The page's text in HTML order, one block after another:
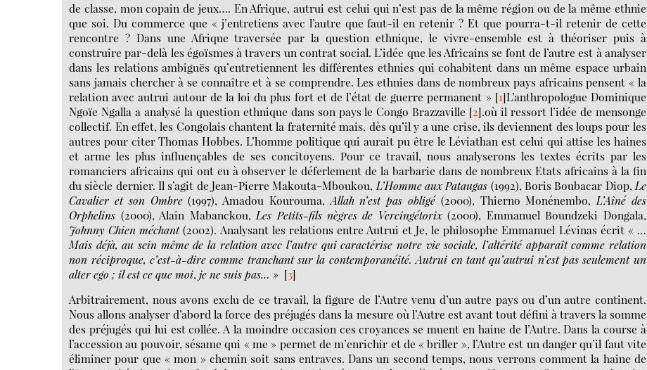
de classe, mon copain de jeux…. En Afrique, autrui est celui qui n’est pas de la même région ou de la même ethnie
que soi. Du commerce que « j’entretiens avec l’autre que faut-il en retenir ? Et que pourra-t-il retenir de cette
rencontre ? Dans une Afrique traversée par la question ethnique, le vivre-ensemble est à théoriser puis à
construire par-delà les égoïsmes à travers un contrat social. L’idée que les Africains se font de l’autre est à analyser
dans les relations ambiguës qu’entretiennent les différentes ethnies qui cohabitent dans un même espace urbain
sans jamais chercher à se connaître et à se comprendre. Les ethnies dans de nombreux pays africains pensent « la
relation avec autrui autour de la loi du plus fort et de l’état de guerre permanent » [1]L’anthropologue Dominique
Ngoïe Ngalla a analysé la question ethnique dans son pays le Congo Brazzaville [2].où il ressort l’idée de mensonge
collectif. En effet, les Congolais chantent la fraternité mais, dès qu’il y a une crise, ils deviennent des loups pour les
autres pour citer Thomas Hobbes. L’homme politique qui aurait pu être le Léviathan est celui qui attise les haines
et arme les plus influençables de ses concitoyens. Pour ce travail, nous analyserons les textes écrits par les
romanciers africains qui ont eu à observer le déferlement de la barbarie dans de nombreux Etats africains à la fin
du siècle dernier. Il s’agit de Jean-Pierre Makouta-Mboukou, L’Homme aux Pataugas (1992), Boris Boubacar Diop, Le
Cavalier et son Ombre(1997), Amadou Kourouma, Allah n’est pas obligé(2000), Thierno Monénembo, L’Aîné des
Orphelins (2000), Alain Mabanckou, Les Petits-fils nègres de Vercingétorix(2000), Emmanuel Boundzeki Dongala,
Johnny Chien méchant(2002). Analysant les relations entre Autrui et Je, le philosophe Emmanuel Lévinas écrit « …
Mais déjà, au sein même de la relation avec l’autre qui caractérise notre vie sociale, l’altérité apparaît comme relation
non réciproque, c’est-à-dire comme tranchant sur la contemporanéité. Autrui en tant qu’autrui n’est pas seulement un
alter ego ; il est ce que moi,je ne suis pas… » [3]
Arbitrairement, nous avons exclu de ce travail, la figure de l’Autre venu d’un autre pays ou d’un autre continent.
Nous allons analyser d’abord la force des préjugés dans la mesure où l’Autre est avant tout défini à travers la somme
des préjugés qui lui est collée. A la moindre occasion ces croyances se muent en haine de l’Autre. Dans la course à
l’accession au pouvoir, sésame qui « me » permet de m’enrichir et de « briller », l’Autre est un danger qu’il faut vite
éliminer pour que « mon » chemin soit sans entraves. Dans un second temps, nous verrons comment la haine de